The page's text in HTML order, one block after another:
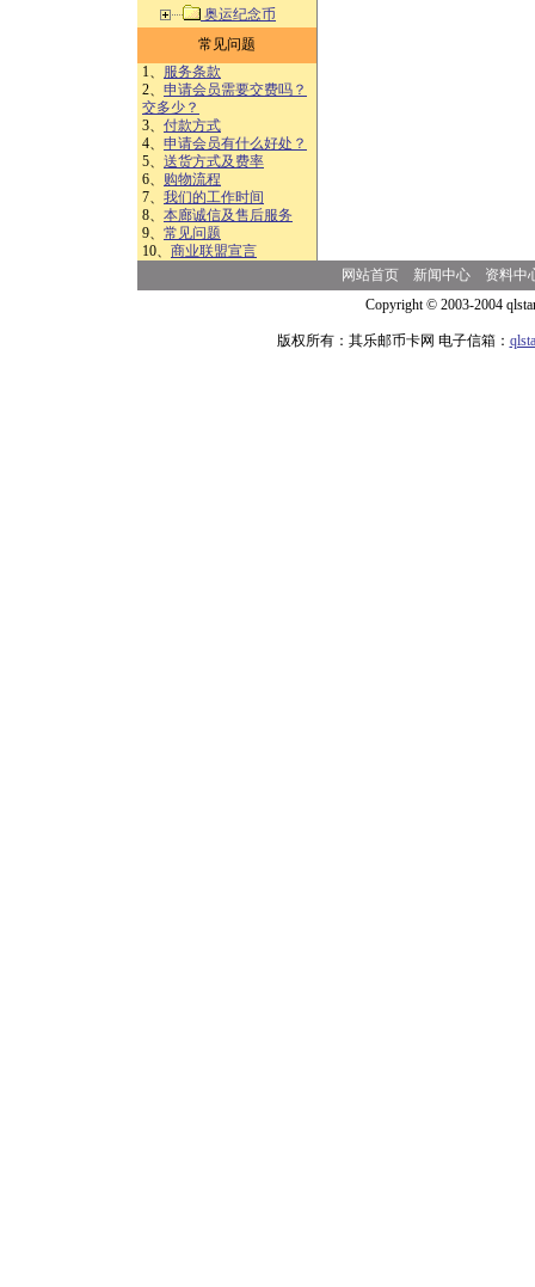
奥运纪念币
常见问题
1、 服务条款
2、 申请会员需要交费吗？
交多少？
3、 付款方式
4、 申请会员有什么好处？
5、 送货方式及费率
6、 购物流程
7、 我们的工作时间
8、 本廊诚信及售后服务
9、 常见问题
10、 商业联盟宣言
网站首页 新闻中心
资料中
Copyright © 2003-2004
版权所有：其乐邮币卡网 电子信箱：